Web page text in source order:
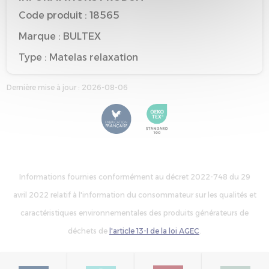
Code produit : 18565
Marque : BULTEX
Type : Matelas relaxation
Dernière mise à jour : 2026-08-06
Informations fournies conformément au décret 2022-748 du 29
avril 2022 relatif à l'information du consommateur sur les qualités et
caractéristiques environnementales des produits générateurs de
déchets de l'article 13-I de la loi AGEC.